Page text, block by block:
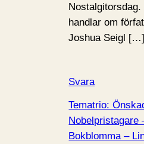
Nostalgitorsdag.
handlar om
Joshua Seigl […]
Svara
Tematrio:
Nobelpristagare
Bokblomma –